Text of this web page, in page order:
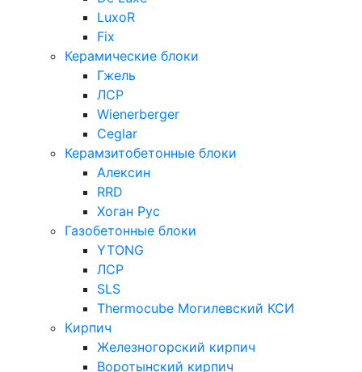
LuxoR
Fix
Керамические блоки
Гжель
ЛСР
Wienerberger
Ceglar
Керамзитобетонные блоки
Алексин
RRD
Хоган Рус
Газобетонные блоки
YTONG
ЛСР
SLS
Thermocube Могилевский КСИ
Кирпич
Железногорский кирпич
Воротынский кирпич